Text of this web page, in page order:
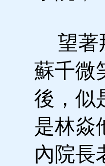
望著
蘇千微
後，似
是林焱
內院長